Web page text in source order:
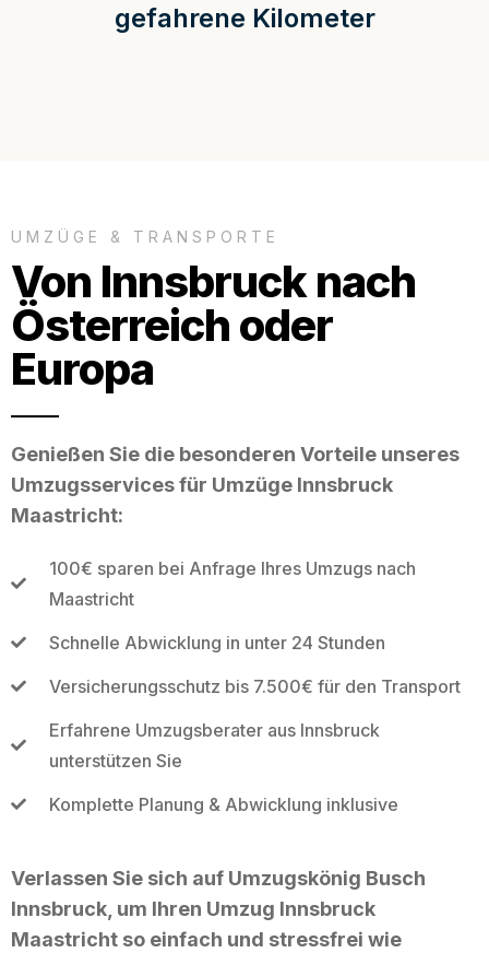
gefahrene Kilometer
UMZÜGE & TRANSPORTE
Von Innsbruck nach
Österreich oder
Europa
Genießen Sie die besonderen Vorteile unseres
Umzugsservices für Umzüge Innsbruck
Maastricht:
100€ sparen bei Anfrage Ihres Umzugs nach
Maastricht
Schnelle Abwicklung in unter 24 Stunden
Versicherungsschutz bis 7.500€ für den Transport
Erfahrene Umzugsberater aus Innsbruck
unterstützen Sie
Komplette Planung & Abwicklung inklusive
Verlassen Sie sich auf Umzugskönig Busch
Innsbruck, um Ihren Umzug Innsbruck
Maastricht so einfach und stressfrei wie